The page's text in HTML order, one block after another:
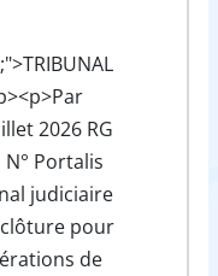
2026 RG
N° Portalis
judiciaire
pour
de